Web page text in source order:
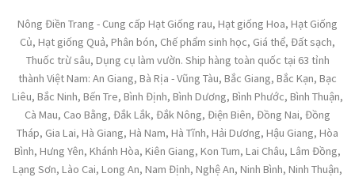
Nông Điền Trang - Cung cấp Hạt Giống rau, Hạt giống Hoa, Hạt Giống
Củ, Hạt giống Quả, Phân bón, Chế phẩm sinh học, Giá thể, Đất sạch,
Thuốc trừ sâu, Dụng cụ làm vườn. Ship hàng toàn quốc tại 63 tỉnh
thành Việt Nam: An Giang, Bà Rịa - Vũng Tàu, Bắc Giang, Bắc Kạn, Bạc
Liêu, Bắc Ninh, Bến Tre, Bình Định, Bình Dương, Bình Phước, Bình Thuận,
Cà Mau, Cao Bằng, Đắk Lắk, Đắk Nông, Điện Biên, Đồng Nai, Đồng
Tháp, Gia Lai, Hà Giang, Hà Nam, Hà Tĩnh, Hải Dương, Hậu Giang, Hòa
Bình, Hưng Yên, Khánh Hòa, Kiên Giang, Kon Tum, Lai Châu, Lâm Đồng,
Lạng Sơn, Lào Cai, Long An, Nam Định, Nghệ An, Ninh Bình, Ninh Thuận,